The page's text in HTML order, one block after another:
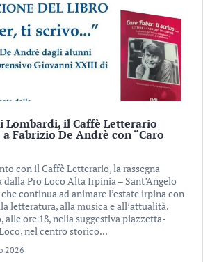
Lombardi, il Caffè Letterario
Fabrizio De Andrè con “Caro
con il Caffè Letterario, la rassegna
Pro Loco Alta Irpinia – Sant’Angelo
continua ad animare l’estate irpina con
letteratura, alla musica e all’attualità.
alle ore 18, nella suggestiva piazzetta-
nel centro storico...
2026